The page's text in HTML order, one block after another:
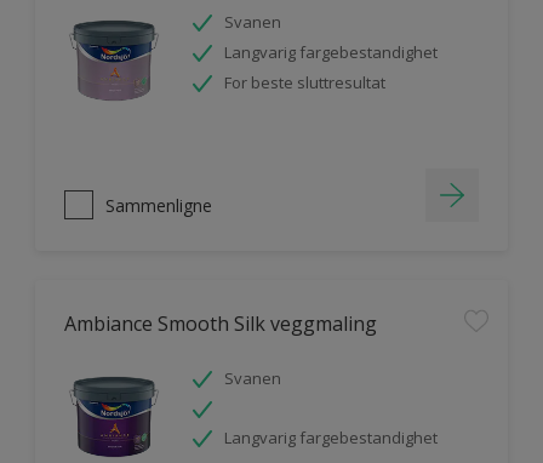
Svanen
Langvarig fargebestandighet
For beste sluttresultat
Sammenligne
Ambiance Smooth Silk veggmaling
Svanen
Langvarig fargebestandighet